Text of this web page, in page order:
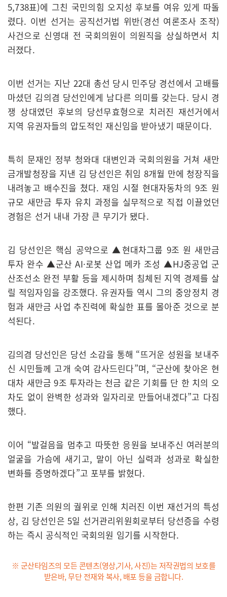
5,738표)에 그친 국민의힘 오지성 후보를 여유 있게 따돌
렸다. 이번 선거는 공직선거법 위반(경선 여론조사 조작)
사건으로 신영대 전 국회의원이 의원직을 상실하면서 치
러졌다.
이번 선거는 지난 22대 총선 당시 민주당 경선에서 고배를
마셨던 김의겸 당선인에게 남다른 의미를 갖는다. 당시 경
쟁 상대였던 후보의 당선무효형으로 치러진 재선거에서
지역 유권자들의 압도적인 재신임을 받아냈기 때문이다.
특히 문재인 정부 청와대 대변인과 국회의원을 거쳐 새만
금개발청장을 지낸 김 당선인은 취임 8개월 만에 청장직을
내려놓고 배수진을 쳤다. 재임 시절 현대자동차의 9조 원
규모 새만금 투자 유치 과정을 실무적으로 직접 이끌었던
경험은 선거 내내 가장 큰 무기가 됐다.
김 당선인은 핵심 공약으로 ▲현대차그룹 9조 원 새만금
투자 완수 ▲군산 AI·로봇 산업 메카 조성 ▲HJ중공업 군
산조선소 완전 부활 등을 제시하며 침체된 지역 경제를 살
릴 적임자임을 강조했다. 유권자들 역시 그의 중앙정치 경
험과 새만금 사업 추진력에 확실한 표를 몰아준 것으로 분
석된다.
김의겸 당선인은 당선 소감을 통해 “뜨거운 성원을 보내주
신 시민들께 고개 숙여 감사드린다”며, “군산에 찾아온 현
대차 새만금 9조 투자라는 천금 같은 기회를 단 한 치의 오
차도 없이 완벽한 성과와 일자리로 만들어내겠다”고 다짐
했다.
이어 “발걸음을 멈추고 따뜻한 응원을 보내주신 여러분의
얼굴을 가슴에 새기고, 말이 아닌 실력과 성과로 확실한
변화를 증명하겠다”고 포부를 밝혔다.
한편 기존 의원의 궐위로 인해 치러진 이번 재선거의 특성
상, 김 당선인은 5일 선거관리위원회로부터 당선증을 수령
하는 즉시 공식적인 국회의원 임기를 시작한다.
※ 군산타임즈의 모든 콘텐츠(영상,기사, 사진)는 저작권법의 보호를
받은바, 무단 전재와 복사, 배포 등을 금합니다.